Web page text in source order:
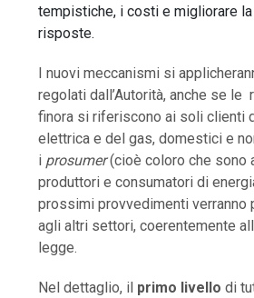
tempistiche, i costi e migliorare
risposte.
I nuovi meccanismi si
regolati dall’Autorità, anche se le
finora si riferiscono ai soli clienti
elettrica e del gas, domestici e
i prosumer(cioè coloro che sono
produttori e consumatori di
prossimi provvedimenti verranno
agli altri settori, coerentemente
legge.
Nel dettaglio, il primo livello di